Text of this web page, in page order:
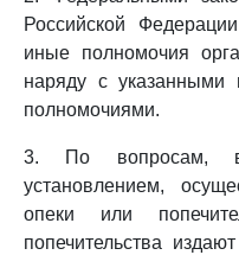
Российской
иные полномочия
наряду с указанными
полномочиями.
3. По вопросам,
установлением,
опеки или
попечительства